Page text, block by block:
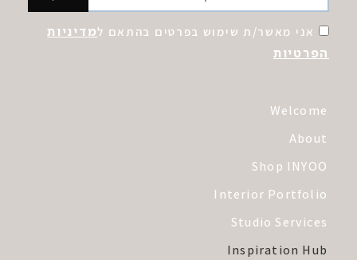
Welcome
About
Shop INYOO
Interior Portfolio
Studio Services
Inspiration Hub
אני מאשר/ת שימוש בפרטים בהתאם למדיניות
הפרטיות